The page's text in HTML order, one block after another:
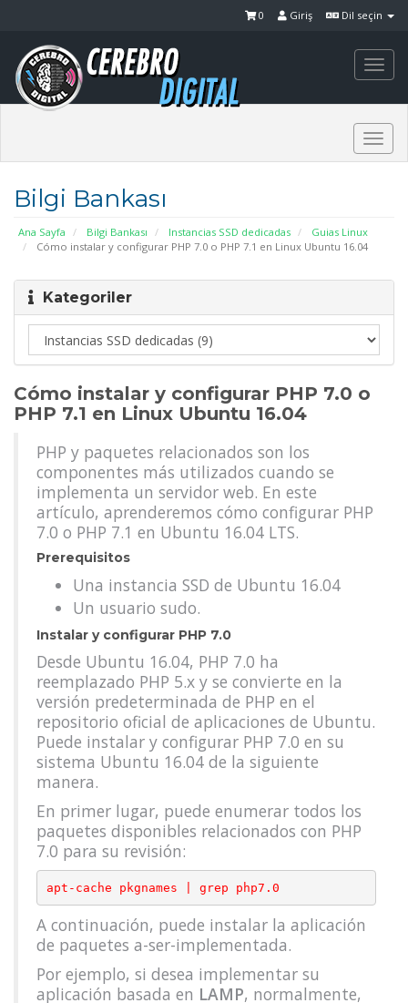
Dil seçin
Giriş
0
Bilgi Bankası
Ana Sayfa Bilgi Bankası Instancias SSD dedicadas
Guias Linux
Cómo instalar y configurar PHP 7.0 o PHP 7.1 en Linux Ubuntu 16.04
Kategoriler
Cómo instalar y configurar PHP 7.0 o
PHP 7.1 en Linux Ubuntu 16.04
PHP y paquetes relacionados son los
componentes más utilizados cuando se
implementa un servidor web. En este
artículo, aprenderemos cómo configurar PHP
7.0 o PHP 7.1 en Ubuntu 16.04 LTS.
Prerequisitos
Una instancia SSD de Ubuntu 16.04
Un usuario sudo.
Instalar y configurar PHP 7.0
Desde Ubuntu 16.04, PHP 7.0 ha
reemplazado PHP 5.x y se convierte en la
versión predeterminada de PHP en el
repositorio oficial de aplicaciones de Ubuntu.
Puede instalar y configurar PHP 7.0 en su
sistema Ubuntu 16.04 de la siguiente
manera.
En primer lugar, puede enumerar todos los
paquetes disponibles relacionados con PHP
7.0 para su revisión:
A continuación, puede instalar la aplicación
de paquetes a-ser-implementada.
Por ejemplo, si desea implementar su
aplicación basada en LAMP, normalmente,